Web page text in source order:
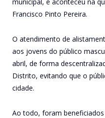
Francisco Pinto Pereira.
O atendimento de
aos jovens do público
abril, de forma
Distrito, evitando que o
cidade.
Ao todo, foram